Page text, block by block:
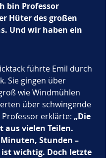
bin Professor
Hüter des großen
Und wir haben ein
führte Emil durch
Sie gingen über
wie Windmühlen
über schwingende
Professor erklärte: „Die
aus vielen Teilen.
Stunden –
ist wichtig. Doch letzte